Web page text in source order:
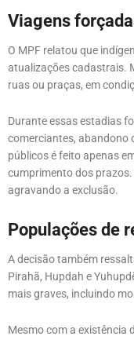
Viagens
O MPF relatou que
atualizações cadastrais.
ruas ou praças, em
Durante essas estadias
comerciantes, abandono
públicos é feito apenas
cumprimento dos
agravando a exclusão.
Populações de
A decisão também
Pirahã, Hupdah e
mais graves, incluindo
Mesmo com a existência